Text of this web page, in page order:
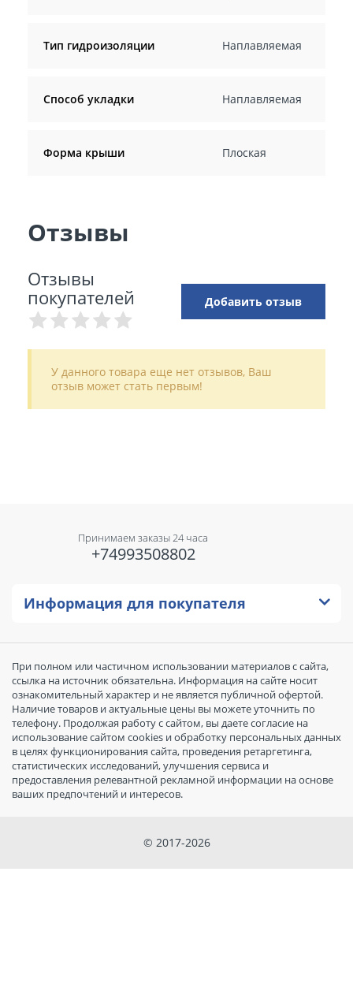
Тип гидроизоляции Наплавляемая
Способ укладки Наплавляемая
Форма крыши Плоская
Отзывы
Отзывы
покупателей
Добавить отзыв
У данного товара еще нет отзывов, Ваш
отзыв может стать первым!
Принимаем заказы 24 часа
+74993508802
Информация для покупателя
При полном или частичном использовании материалов с сайта,
ссылка на источник обязательна. Информация на сайте носит
ознакомительный характер и не является публичной офертой.
Наличие товаров и актуальные цены вы можете уточнить по
телефону. Продолжая работу с сайтом, вы даете согласие на
использование сайтом cookies и обработку персональных данных
в целях функционирования сайта, проведения ретаргетинга,
статистических исследований, улучшения сервиса и
предоставления релевантной рекламной информации на основе
ваших предпочтений и интересов.
© 2017-2026